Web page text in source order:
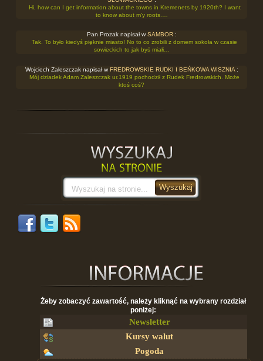
Hi, how can I get information about the towns in Kremenets by 1920th? I want
to know about m'y roots.…
Pan Prozak napisał w SAMBOR:
Tak. To było kiedyś pięknie miasto! No to co zrobili z domem sokoła w czasie
sowieckich to jak byś miałi…
Wojciech Zaleszczak napisał w FREDROWSKIE RUDKI I BEŃKOWA WISZNIA:
Mój dziadek Adam Zaleszczak ur.1919 pochodził z Rudek Fredrowskich. Może
ktoś coś?
Żeby zobaczyć zawartość, należy kliknąć na wybrany rozdział
poniżej:
Newsletter
Kursy walut
Pogoda